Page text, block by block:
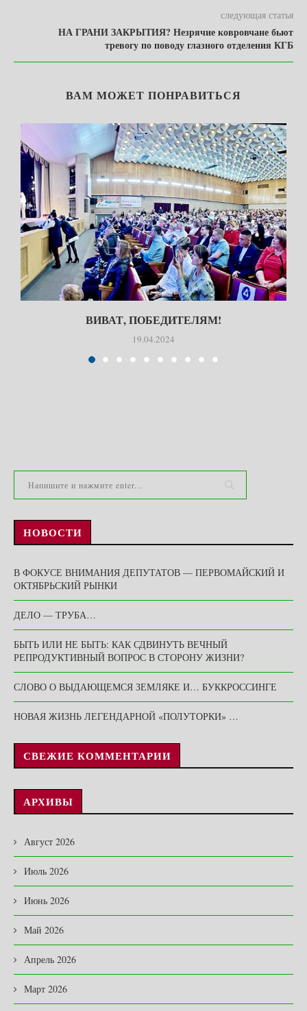
следующая статья
НА ГРАНИ ЗАКРЫТИЯ? Незрячие ковровчане бьют
тревогу по поводу глазного отделения КГБ
ВАМ МОЖЕТ ПОНРАВИТЬСЯ
ВИВАТ, ПОБЕДИТЕЛЯМ!
19.04.2024
НОВОСТИ
В ФОКУСЕ ВНИМАНИЯ ДЕПУТАТОВ — ПЕРВОМАЙСКИЙ И
ОКТЯБРЬСКИЙ РЫНКИ
ДЕЛО — ТРУБА…
БЫТЬ ИЛИ НЕ БЫТЬ: КАК СДВИНУТЬ ВЕЧНЫЙ
РЕПРОДУКТИВНЫЙ ВОПРОС В СТОРОНУ ЖИЗНИ?
СЛОВО О ВЫДАЮЩЕМСЯ ЗЕМЛЯКЕ И… БУККРОССИНГЕ
НОВАЯ ЖИЗНЬ ЛЕГЕНДАРНОЙ «ПОЛУТОРКИ» …
СВЕЖИЕ КОММЕНТАРИИ
АРХИВЫ
Август 2026
Июль 2026
Июнь 2026
Май 2026
Апрель 2026
Март 2026